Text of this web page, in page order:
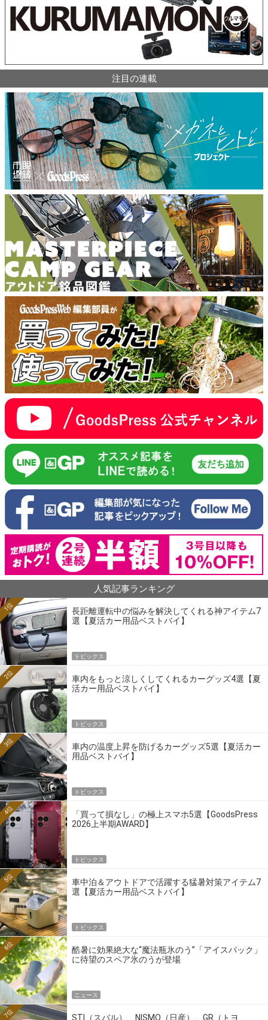
注目の連載
人気記事ランキング
長距離運転中の悩みを解決してくれる神アイテム7
選【夏活カー用品ベストバイ】
1位
トピックス
車内をもっと涼しくしてくれるカーグッズ4選【夏
活カー用品ベストバイ】
2位
トピックス
車内の温度上昇を防げるカーグッズ5選【夏活カー
用品ベストバイ】
3位
トピックス
「買って損なし」の極上スマホ5選【GoodsPress
2026上半期AWARD】
4位
トピックス
車中泊＆アウトドアで活躍する猛暑対策アイテム7
選【夏活カー用品ベストバイ】
5位
トピックス
酷暑に効果絶大な“魔法瓶氷のう”「アイスパック」
に待望のスペア氷のうが登場
6位
ニュース
STI（スバル）、NISMO（日産）、GR（トヨ
7位